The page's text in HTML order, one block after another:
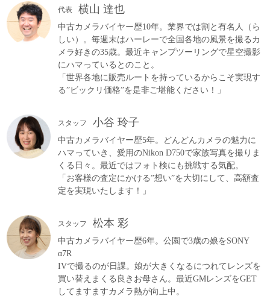
代表 横山 達也
中古カメラバイヤー歴10年。業界では割と有名人（ら
しい）。毎週末はハーレーで全国各地の風景を撮るカ
メラ好きの35歳。最近キャンプツーリングで星空撮影
にハマっているとのこと。
「世界各地に販売ルートを持っているからこそ実現す
る”ビックリ価格”を是非ご堪能ください！」
スタッフ 小谷 玲子
中古カメラバイヤー歴5年。どんどんカメラの魅力に
ハマっていき、愛用のNikon D750で家族写真を撮りま
くる日々。最近ではフォト検にも挑戦する気配。
「お客様の査定にかける”想い”を大切にして、高額査
定を実現いたします！」
スタッフ 松本 彩
中古カメラバイヤー歴6年。公園で3歳の娘をSONY
α7R
IVで撮るのが日課。娘が大きくなるにつれてレンズを
買い替えまくる良きお母さん。最近GMレンズをGET
してますますカメラ熱が向上中。